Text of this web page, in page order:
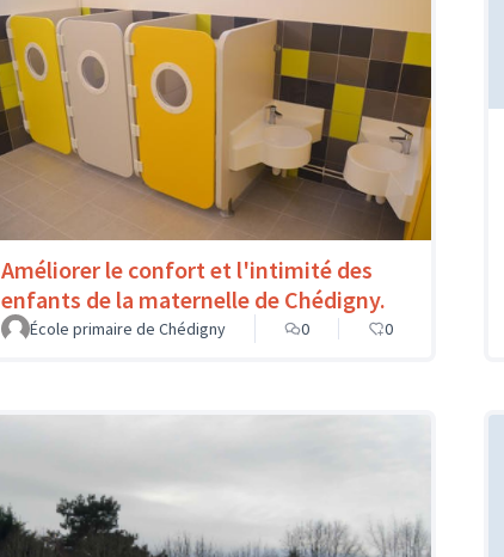
Améliorer le confort et l'intimité des
enfants de la maternelle de Chédigny.
École primaire de Chédigny 0 0